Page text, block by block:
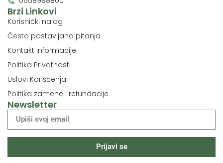
Brzi Linkovi
Korisnički nalog
Često postavljana pitanja
Kontakt informacije
Politika Privatnosti
Uslovi Korišćenja
Politika zamene i refundacije
Newsletter
Prijavi se